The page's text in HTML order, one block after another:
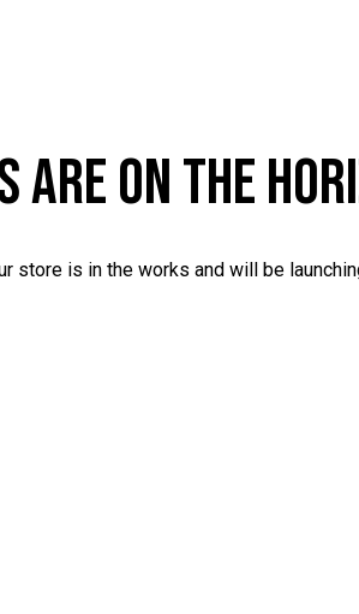
ARE ON THE
store is in the works and will be